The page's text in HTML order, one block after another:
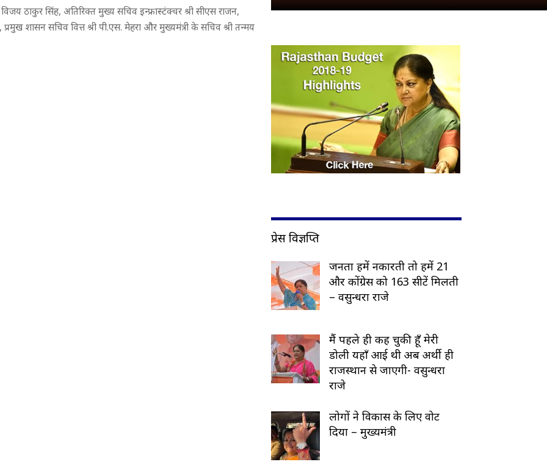
ठाकुर सिंह, अतिरिक्त मुख्य सचिव इन्फ्रास्टंक्चर श्री सीएस राजन,
प्रमुख शासन सचिव वित्त श्री पी.एस. मेहरा और मुख्यमंत्री के सचिव श्री तन्मय
प्रेस विज्ञप्ति
जनता हमें नकारती तो हमें 21
और कोंग्रेस को 163 सीटें मिलती
– वसुन्धरा राजे
मैं पहले ही कह चुकी हूँ मेरी
डोली यहाँ आई थी अब अर्थी ही
राजस्थान से जाएगी- वसुन्धरा
राजे
लोगों ने विकास के लिए वोट
दिया – मुख्यमंत्री